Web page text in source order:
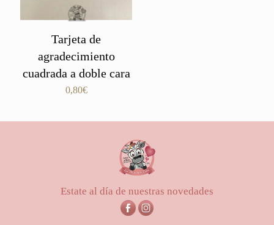
Tarjeta de
agradecimiento
cuadrada a doble cara
0,80€
Estate al día de nuestras novedades